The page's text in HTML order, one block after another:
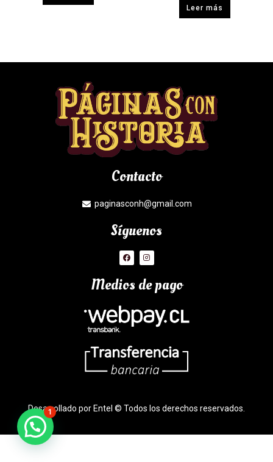
Leer más
Contacto
paginasconh@gmail.com
Síguenos
Medios de pago
Desarrollado por Entel © Todos los derechos reservados.
1